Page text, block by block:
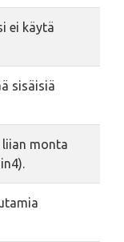
ei käytä
sisäisiä
monta